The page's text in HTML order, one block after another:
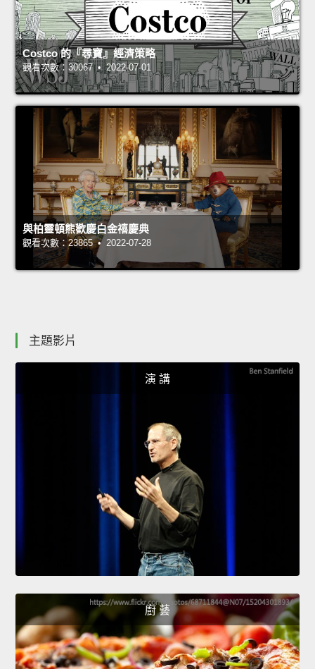
Costco 的『尋寶』經濟策略
觀看次數：30067 • 2022-07-01
與柏靈頓熊歡慶白金禧慶典
觀看次數：23865 • 2022-07-28
主題影片
演 講
廚 藝